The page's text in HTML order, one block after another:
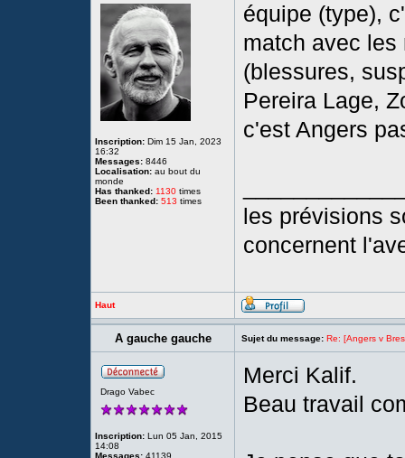
Inscription: Dim 15 Jan, 2023
16:32
Messages: 8446
Localisation: au bout du
monde
Has thanked: 1130 times
Been thanked: 513 times
équipe (type),
match avec les
(blessures,
Pereira Lage,
c'est Angers
les prévisions
concernent
Haut
A gauche gauche Sujet du message: Re: [Angers v
Drago Vabec
Inscription: Lun 05 Jan, 2015
14:08
Messages: 41139
Merci Kalif.
Beau travail